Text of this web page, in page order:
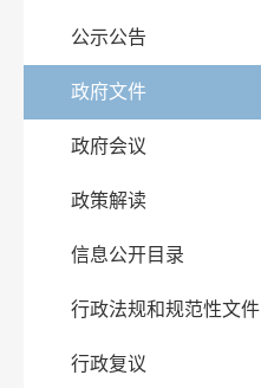
公示公告
政府文件
政府会议
政策解读
信息公开目录
行政法规和规范性文件
行政复议